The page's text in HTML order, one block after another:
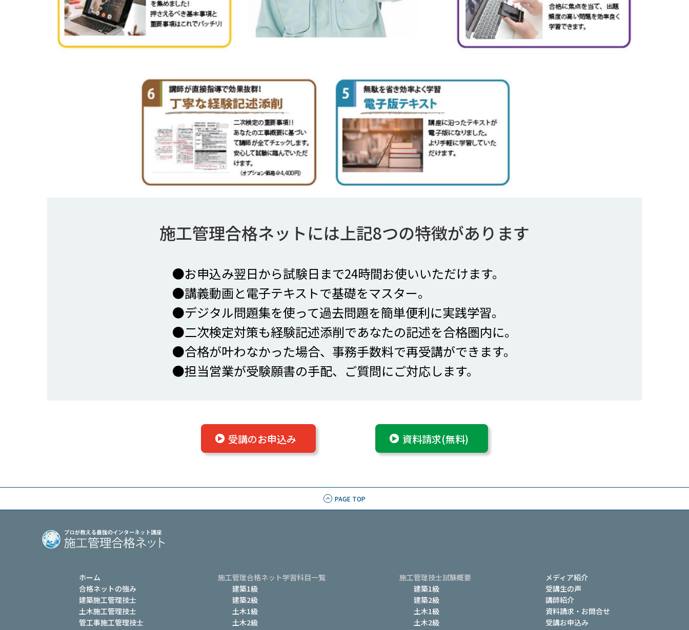
施工管理合格ネットには上記8つの特徴があります
●お申込み翌日から試験日まで24時間お使いいただけます。
●講義動画と電子テキストで基礎をマスター。
●デジタル問題集を使って過去問題を簡単便利に実践学習。
●二次検定対策も経験記述添削であなたの記述を合格圏内に。
●合格が叶わなかった場合、事務手数料で再受講ができます。
●担当営業が受験願書の手配、ご質問にご対応します。
受講のお申込み 資料請求(無料)
PAGE TOP
ホーム
合格ネットの強み
建築施工管理技士
土木施工管理技士
管工事施工管理技士
施工管理合格ネット学習科目一覧
建築1級
建築2級
土木1級
土木2級
施工管理技士試験概要
建築1級
建築2級
土木1級
土木2級
メディア紹介
受講生の声
講師紹介
資料請求・お問合せ
受講お申込み